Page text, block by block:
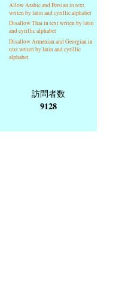
Allow Arabic and Persian in text
writen by latin and cyrillic alphabet
Disallow Thai in text writen by latin
and cyrillic alphabet
Disallow Armenian and Georgian in
text writen by latin and cyrillic
alphabet
訪問者数
9128